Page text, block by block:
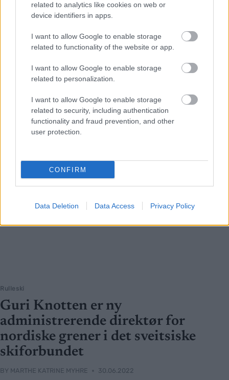
related to analytics like cookies on web or
device identifiers in apps.
I want to allow Google to enable storage
related to functionality of the website or app.
I want to allow Google to enable storage
related to personalization.
I want to allow Google to enable storage
related to security, including authentication
functionality and fraud prevention, and other
user protection.
CONFIRM
Data Deletion Data Access Privacy Policy
I midten av juni ble det nye Team Aker Daehlie presentert på en
idrettsutøvere på et veldig høyt nivå som konkurrerer både i Ski
Classics, vanlig tradisjonell langrenn og i paralangrenn. I tillegg til
dette ønsket teamet å gi unge løpere en unik mulighet til å utvikle
seg med et «neste generasjons-lag». Teamet har også rekruttert to
Rulleski
Guri Knotten er ny
administrerende direktør for
nordiske grener i det sveitsiske
skiforbundet
BY MARTHE KATRINE MYHRE 30.06.2022